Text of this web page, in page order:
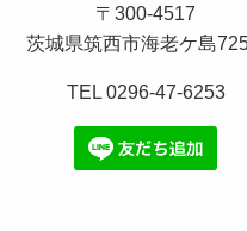
〒300-4517
茨城県筑西市海老ケ島
TEL 0296-47-6253